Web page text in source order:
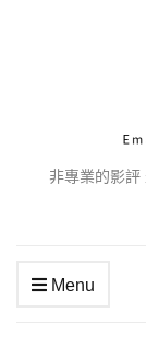
非專業的影
Menu